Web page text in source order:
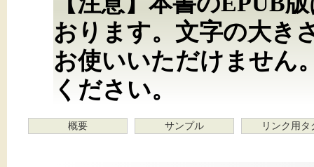
おります。文字の大き
お使いいただけません
ください。
概要 サンプル リンク用タ